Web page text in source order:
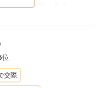
に考えているよ」
位
交際